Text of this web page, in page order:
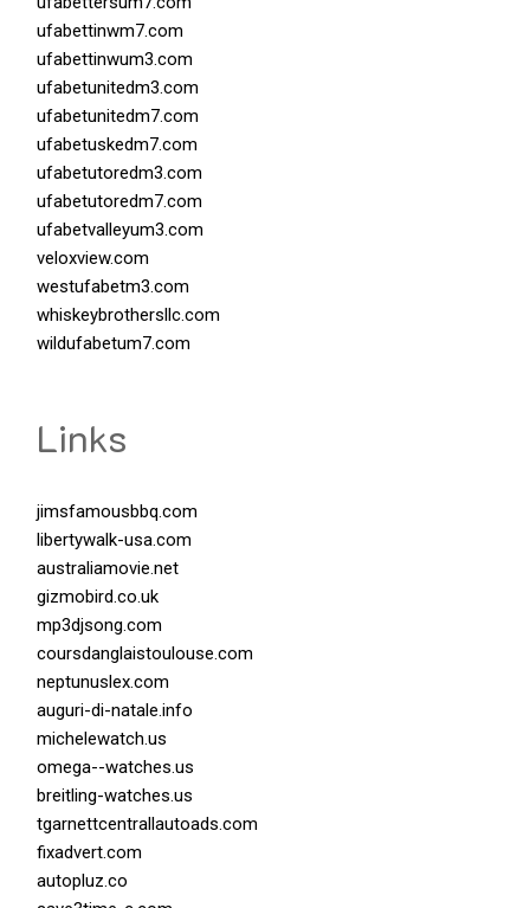
ufabettinwm7.com
ufabettinwum3.com
ufabetunitedm3.com
ufabetunitedm7.com
ufabetuskedm7.com
ufabetutoredm3.com
ufabetutoredm7.com
ufabetvalleyum3.com
veloxview.com
westufabetm3.com
whiskeybrothersllc.com
wildufabetum7.com
Links
jimsfamousbbq.com
libertywalk-usa.com
australiamovie.net
gizmobird.co.uk
mp3djsong.com
coursdanglaistoulouse.com
neptunuslex.com
auguri-di-natale.info
michelewatch.us
omega--watches.us
breitling-watches.us
tgarnettcentrallautoads.com
fixadvert.com
autopluz.co